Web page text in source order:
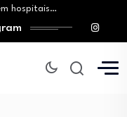
hospitais…
tardios…
Bahia um…
ações de incentivo…
reduz em até…